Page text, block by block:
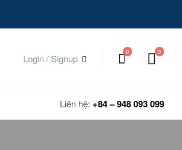
Login / Signup
0 0
Liên hệ: +84 – 948 093 099